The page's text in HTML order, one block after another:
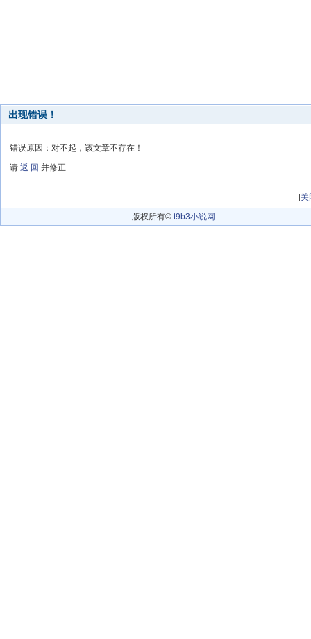
出现错误！
错误原因：对不起，该文章不存在！
请 返 回 并修正
[关
版权所有© t9b3小说网